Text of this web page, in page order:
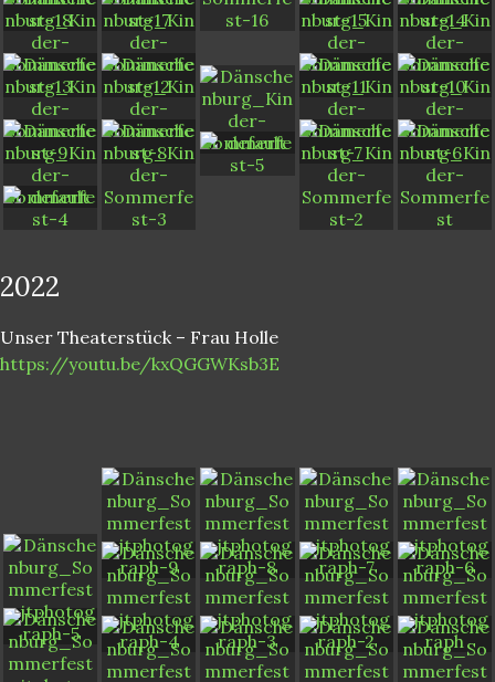
2022
Unser Theaterstück – Frau Holle
https://youtu.be/kxQGGWKsb3E